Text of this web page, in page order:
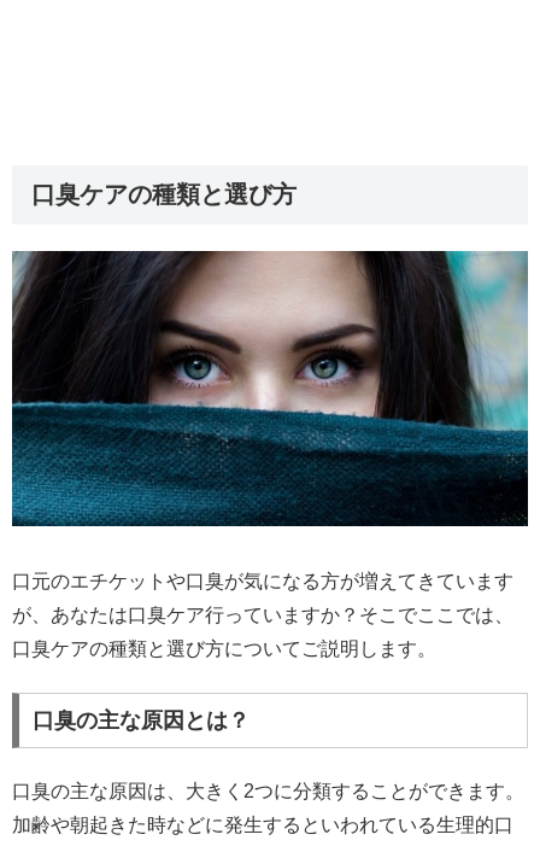
口臭ケアの種類と選び方
口元のエチケットや口臭が気になる方が増えてきています
が、あなたは口臭ケア行っていますか？そこでここでは、
口臭ケアの種類と選び方についてご説明します。
口臭の主な原因とは？
口臭の主な原因は、大きく2つに分類することができます。
加齢や朝起きた時などに発生するといわれている生理的口